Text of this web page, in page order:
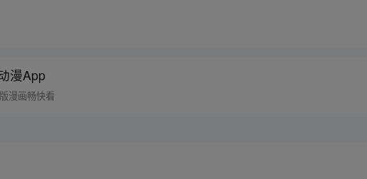
漫App
漫画畅快看